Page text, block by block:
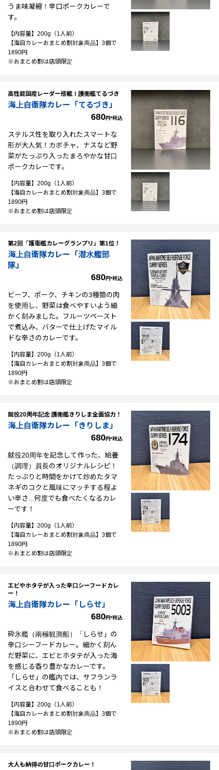
うま味凝縮！辛口ポークカレーで
す。
【内容量】200g（1人前）
【海自カレーおまとめ割対象商品】3個で
1890円
※おまとめ割は店頭限定
高性能国産レーダー搭載！護衛艦てるづき
海上自衛隊カレー「てるづき」
680円*税込
ステルス性を取り入れたスマートな
形が大人気！カボチャ、ナスなど野
菜がたっぷり入ったまろやかな甘口
ポークカレーです。
【内容量】200g（1人前）
【海自カレーおまとめ割対象商品】3個で
1890円
※おまとめ割は店頭限定
第2回「護衛艦カレーグランプリ」第1位！
海上自衛隊カレー「潜水艦部
隊」
680円*税込
ビーフ、ポーク、チキンの3種類の肉
を使用し、野菜は食べやすいよう細
かく刻みました。フルーツペースト
で煮込み、バターで仕上げたマイル
ドな辛さのカレーです。
【内容量】200g（1人前）
【海自カレーおまとめ割対象商品】3個で
1890円
※おまとめ割は店頭限定
就役20周年記念 護衛艦きりしま全面協力！
海上自衛隊カレー「きりしま」
680円*税込
就役20周年を記念して作った、給養
（調理）員長のオリジナルレシピ！
たっぷりと時間をかけて炒めたタマ
ネギのコクと風味にマッチする程よ
い辛さ...何度でも食べたくなるカレ
ーです！
【内容量】200g（1人前）
【海自カレーおまとめ割対象商品】3個で
1890円
※おまとめ割は店頭限定
エビやホタテが入った辛口シーフードカレ
ー！
海上自衛隊カレー「しらせ」
680円*税込
砕氷艦（南極観測船）「しらせ」の
辛口シーフードカレー。細かく刻ん
だ野菜に、エビとホタテが入った海
を感じる香り豊かなカレーです。
「しらせ」の艦内では、サフランラ
イスと合わせて食べることも！
【内容量】200g（1人前）
【海自カレーおまとめ割対象商品】3個で
1890円
※おまとめ割は店頭限定
大人も納得の甘口ポークカレー！